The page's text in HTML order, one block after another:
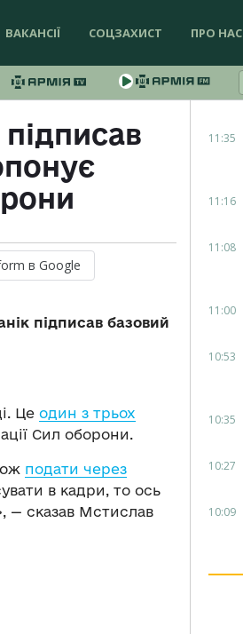
ВАКАНСІЇ СОЦЗАХИСТ ПРО НАС
в Google
підписав базовий
Це один з трьох
Сил оборони.
подати через
в кадри, то ось
— сказав Мстислав
11:35
11:16
11:08
11:00
10:53
10:35
10:27
10:09